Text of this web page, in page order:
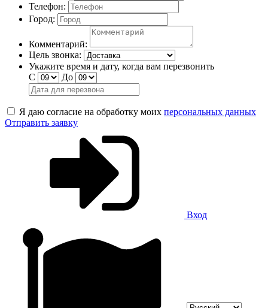
Телефон:
Город:
Комментарий:
Цель звонка:
Укажите время и дату, когда вам перезвонить
С
До
Я даю согласие на обработку моих персональных данных
Отправить заявку
Вход